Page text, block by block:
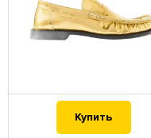
Купить